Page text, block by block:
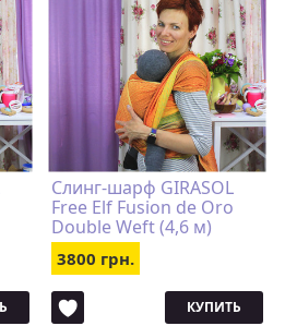
Слинг-шарф GIRASOL
Free Elf Fusion de Oro
Double Weft (4,6 м)
3800 грн.
КУПИТЬ